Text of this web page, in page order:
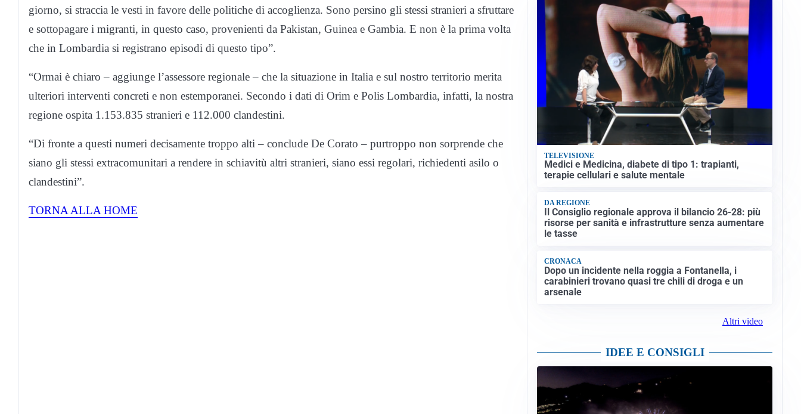
giorno, si straccia le vesti in favore delle politiche di accoglienza. Sono persino gli stessi stranieri a sfruttare
e sottopagare i migranti, in questo caso, provenienti da Pakistan, Guinea e Gambia. E non è la prima volta
che in Lombardia si registrano episodi di questo tipo”.
“Ormai è chiaro – aggiunge l’assessore regionale – che la situazione in Italia e sul nostro territorio merita
ulteriori interventi concreti e non estemporanei. Secondo i dati di Orim e Polis Lombardia, infatti, la nostra
regione ospita 1.153.835 stranieri e 112.000 clandestini.
“Di fronte a questi numeri decisamente troppo alti – conclude De Corato – purtroppo non sorprende che
siano gli stessi extracomunitari a rendere in schiavitù altri stranieri, siano essi regolari, richiedenti asilo o
clandestini”.
TORNA ALLA HOME
TELEVISIONE
Medici e Medicina, diabete di tipo 1: trapianti,
terapie cellulari e salute mentale
DA REGIONE
Il Consiglio regionale approva il bilancio 26-28: più
risorse per sanità e infrastrutture senza aumentare
le tasse
CRONACA
Dopo un incidente nella roggia a Fontanella, i
carabinieri trovano quasi tre chili di droga e un
arsenale
Altri video
IDEE E CONSIGLI